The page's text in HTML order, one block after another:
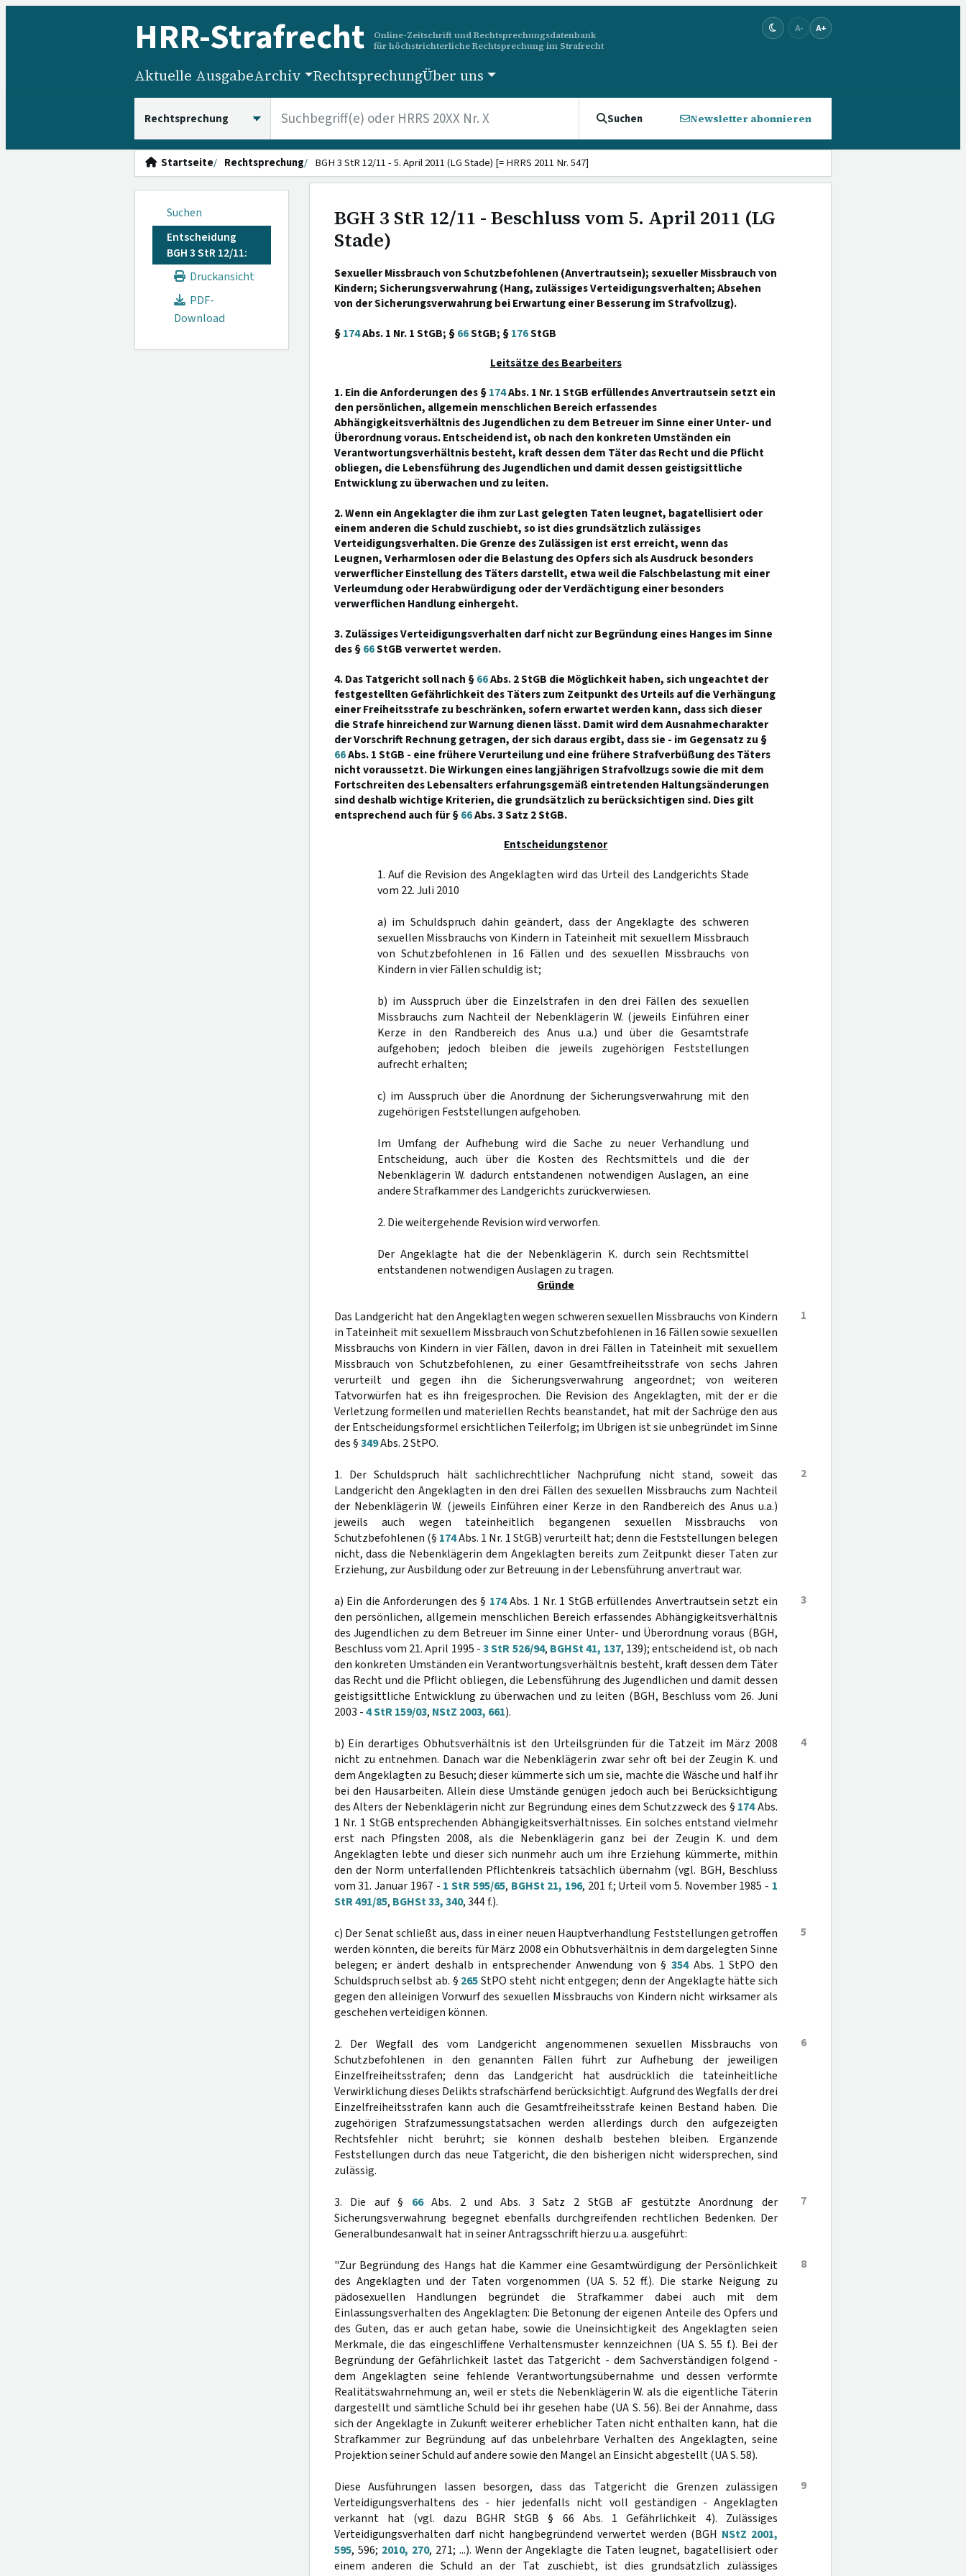
HRR-Strafrecht
Online-Zeitschrift und Rechtsprechungsdatenbank
für höchstrichterliche Rechtsprechung im Strafrecht
A- A+
Aktuelle AusgabeArchiv RechtsprechungÜber uns
Suchen Newsletter abonnieren
Startseite Rechtsprechung BGH 3 StR 12/11 - 5. April 2011 (LG Stade) [= HRRS 2011 Nr. 547]
Suchen
Entscheidung
BGH 3 StR 12/11:
Druckansicht
PDF-
Download
BGH 3 StR 12/11 - Beschluss vom 5. April 2011 (LG
Stade)
Sexueller Missbrauch von Schutzbefohlenen (Anvertrautsein); sexueller Missbrauch von
Kindern; Sicherungsverwahrung (Hang, zulässiges Verteidigungsverhalten; Absehen
von der Sicherungsverwahrung bei Erwartung einer Besserung im Strafvollzug).
§174Abs. 1 Nr. 1 StGB; §66StGB; §176StGB
Leitsätze des Bearbeiters
1. Ein die Anforderungen des §174Abs. 1 Nr. 1 StGB erfüllendes Anvertrautsein setzt ein
den persönlichen, allgemein menschlichen Bereich erfassendes
Abhängigkeitsverhältnis des Jugendlichen zu dem Betreuer im Sinne einer Unter- und
Überordnung voraus. Entscheidend ist, ob nach den konkreten Umständen ein
Verantwortungsverhältnis besteht, kraft dessen dem Täter das Recht und die Pflicht
obliegen, die Lebensführung des Jugendlichen und damit dessen geistigsittliche
Entwicklung zu überwachen und zu leiten.
2. Wenn ein Angeklagter die ihm zur Last gelegten Taten leugnet, bagatellisiert oder
einem anderen die Schuld zuschiebt, so ist dies grundsätzlich zulässiges
Verteidigungsverhalten. Die Grenze des Zulässigen ist erst erreicht, wenn das
Leugnen, Verharmlosen oder die Belastung des Opfers sich als Ausdruck besonders
verwerflicher Einstellung des Täters darstellt, etwa weil die Falschbelastung mit einer
Verleumdung oder Herabwürdigung oder der Verdächtigung einer besonders
verwerflichen Handlung einhergeht.
3. Zulässiges Verteidigungsverhalten darf nicht zur Begründung eines Hanges im Sinne
des §66StGB verwertet werden.
4. Das Tatgericht soll nach §66Abs. 2 StGB die Möglichkeit haben, sich ungeachtet der
festgestellten Gefährlichkeit des Täters zum Zeitpunkt des Urteils auf die Verhängung
einer Freiheitsstrafe zu beschränken, sofern erwartet werden kann, dass sich dieser
die Strafe hinreichend zur Warnung dienen lässt. Damit wird dem Ausnahmecharakter
der Vorschrift Rechnung getragen, der sich daraus ergibt, dass sie - im Gegensatz zu §
66Abs. 1 StGB - eine frühere Verurteilung und eine frühere Strafverbüßung des Täters
nicht voraussetzt. Die Wirkungen eines langjährigen Strafvollzugs sowie die mit dem
Fortschreiten des Lebensalters erfahrungsgemäß eintretenden Haltungsänderungen
sind deshalb wichtige Kriterien, die grundsätzlich zu berücksichtigen sind. Dies gilt
entsprechend auch für §66Abs. 3 Satz 2 StGB.
Entscheidungstenor
1. Auf die Revision des Angeklagten wird das Urteil des Landgerichts Stade
vom 22. Juli 2010
a) im Schuldspruch dahin geändert, dass der Angeklagte des schweren
sexuellen Missbrauchs von Kindern in Tateinheit mit sexuellem Missbrauch
von Schutzbefohlenen in 16 Fällen und des sexuellen Missbrauchs von
Kindern in vier Fällen schuldig ist;
b) im Ausspruch über die Einzelstrafen in den drei Fällen des sexuellen
Missbrauchs zum Nachteil der Nebenklägerin W. (jeweils Einführen einer
Kerze in den Randbereich des Anus u.a.) und über die Gesamtstrafe
aufgehoben; jedoch bleiben die jeweils zugehörigen Feststellungen
aufrecht erhalten;
c) im Ausspruch über die Anordnung der Sicherungsverwahrung mit den
zugehörigen Feststellungen aufgehoben.
Im Umfang der Aufhebung wird die Sache zu neuer Verhandlung und
Entscheidung, auch über die Kosten des Rechtsmittels und die der
Nebenklägerin W. dadurch entstandenen notwendigen Auslagen, an eine
andere Strafkammer des Landgerichts zurückverwiesen.
2. Die weitergehende Revision wird verworfen.
Der Angeklagte hat die der Nebenklägerin K. durch sein Rechtsmittel
entstandenen notwendigen Auslagen zu tragen.
Gründe
1
Das Landgericht hat den Angeklagten wegen schweren sexuellen Missbrauchs von Kindern
in Tateinheit mit sexuellem Missbrauch von Schutzbefohlenen in 16 Fällen sowie sexuellen
Missbrauchs von Kindern in vier Fällen, davon in drei Fällen in Tateinheit mit sexuellem
Missbrauch von Schutzbefohlenen, zu einer Gesamtfreiheitsstrafe von sechs Jahren
verurteilt und gegen ihn die Sicherungsverwahrung angeordnet; von weiteren
Tatvorwürfen hat es ihn freigesprochen. Die Revision des Angeklagten, mit der er die
Verletzung formellen und materiellen Rechts beanstandet, hat mit der Sachrüge den aus
der Entscheidungsformel ersichtlichen Teilerfolg; im Übrigen ist sie unbegründet im Sinne
des §349Abs. 2 StPO.
2
1. Der Schuldspruch hält sachlichrechtlicher Nachprüfung nicht stand, soweit das
Landgericht den Angeklagten in den drei Fällen des sexuellen Missbrauchs zum Nachteil
der Nebenklägerin W. (jeweils Einführen einer Kerze in den Randbereich des Anus u.a.)
jeweils auch wegen tateinheitlich begangenen sexuellen Missbrauchs von
Schutzbefohlenen (§ 174Abs. 1 Nr. 1 StGB) verurteilt hat; denn die Feststellungen belegen
nicht, dass die Nebenklägerin dem Angeklagten bereits zum Zeitpunkt dieser Taten zur
Erziehung, zur Ausbildung oder zur Betreuung in der Lebensführung anvertraut war.
3
a) Ein die Anforderungen des § 174Abs. 1 Nr. 1 StGB erfüllendes Anvertrautsein setzt ein
den persönlichen, allgemein menschlichen Bereich erfassendes Abhängigkeitsverhältnis
des Jugendlichen zu dem Betreuer im Sinne einer Unter- und Überordnung voraus (BGH,
Beschluss vom 21. April 1995 -3 StR 526/94, BGHSt 41, 137, 139); entscheidend ist, ob nach
den konkreten Umständen ein Verantwortungsverhältnis besteht, kraft dessen dem Täter
das Recht und die Pflicht obliegen, die Lebensführung des Jugendlichen und damit dessen
geistigsittliche Entwicklung zu überwachen und zu leiten (BGH, Beschluss vom 26. Juni
2003 -4 StR 159/03, NStZ 2003, 661).
4
b) Ein derartiges Obhutsverhältnis ist den Urteilsgründen für die Tatzeit im März 2008
nicht zu entnehmen. Danach war die Nebenklägerin zwar sehr oft bei der Zeugin K. und
dem Angeklagten zu Besuch; dieser kümmerte sich um sie, machte die Wäsche und half ihr
bei den Hausarbeiten. Allein diese Umstände genügen jedoch auch bei Berücksichtigung
des Alters der Nebenklägerin nicht zur Begründung eines dem Schutzzweck des § 174Abs.
1 Nr. 1 StGB entsprechenden Abhängigkeitsverhältnisses. Ein solches entstand vielmehr
erst nach Pfingsten 2008, als die Nebenklägerin ganz bei der Zeugin K. und dem
Angeklagten lebte und dieser sich nunmehr auch um ihre Erziehung kümmerte, mithin
den der Norm unterfallenden Pflichtenkreis tatsächlich übernahm (vgl. BGH, Beschluss
vom 31. Januar 1967 - 1 StR 595/65, BGHSt 21, 196, 201 f.; Urteil vom 5. November 1985 - 1
StR 491/85, BGHSt 33, 340, 344 f.).
5
c) Der Senat schließt aus, dass in einer neuen Hauptverhandlung Feststellungen getroffen
werden könnten, die bereits für März 2008 ein Obhutsverhältnis in dem dargelegten Sinne
belegen; er ändert deshalb in entsprechender Anwendung von §354Abs. 1 StPO den
Schuldspruch selbst ab. § 265StPO steht nicht entgegen; denn der Angeklagte hätte sich
gegen den alleinigen Vorwurf des sexuellen Missbrauchs von Kindern nicht wirksamer als
geschehen verteidigen können.
6
2. Der Wegfall des vom Landgericht angenommenen sexuellen Missbrauchs von
Schutzbefohlenen in den genannten Fällen führt zur Aufhebung der jeweiligen
Einzelfreiheitsstrafen; denn das Landgericht hat ausdrücklich die tateinheitliche
Verwirklichung dieses Delikts strafschärfend berücksichtigt. Aufgrund des Wegfalls der drei
Einzelfreiheitsstrafen kann auch die Gesamtfreiheitsstrafe keinen Bestand haben. Die
zugehörigen Strafzumessungstatsachen werden allerdings durch den aufgezeigten
Rechtsfehler nicht berührt; sie können deshalb bestehen bleiben. Ergänzende
Feststellungen durch das neue Tatgericht, die den bisherigen nicht widersprechen, sind
zulässig.
7
3. Die auf § 66Abs. 2 und Abs. 3 Satz 2 StGB aF gestützte Anordnung der
Sicherungsverwahrung begegnet ebenfalls durchgreifenden rechtlichen Bedenken. Der
Generalbundesanwalt hat in seiner Antragsschrift hierzu u.a. ausgeführt:
8
"Zur Begründung des Hangs hat die Kammer eine Gesamtwürdigung der Persönlichkeit
des Angeklagten und der Taten vorgenommen (UA S. 52 ff.). Die starke Neigung zu
pädosexuellen Handlungen begründet die Strafkammer dabei auch mit dem
Einlassungsverhalten des Angeklagten: Die Betonung der eigenen Anteile des Opfers und
des Guten, das er auch getan habe, sowie die Uneinsichtigkeit des Angeklagten seien
Merkmale, die das eingeschliffene Verhaltensmuster kennzeichnen (UA S. 55 f.). Bei der
Begründung der Gefährlichkeit lastet das Tatgericht - dem Sachverständigen folgend -
dem Angeklagten seine fehlende Verantwortungsübernahme und dessen verformte
Realitätswahrnehmung an, weil er stets die Nebenklägerin W. als die eigentliche Täterin
dargestellt und sämtliche Schuld bei ihr gesehen habe (UA S. 56). Bei der Annahme, dass
sich der Angeklagte in Zukunft weiterer erheblicher Taten nicht enthalten kann, hat die
Strafkammer zur Begründung auf das unbelehrbare Verhalten des Angeklagten, seine
Projektion seiner Schuld auf andere sowie den Mangel an Einsicht abgestellt (UA S. 58).
9
Diese Ausführungen lassen besorgen, dass das Tatgericht die Grenzen zulässigen
Verteidigungsverhaltens des - hier jedenfalls nicht voll geständigen - Angeklagten
verkannt hat (vgl. dazu BGHR StGB § 66 Abs. 1 Gefährlichkeit 4). Zulässiges
Verteidigungsverhalten darf nicht hangbegründend verwertet werden (BGH NStZ 2001,
595, 596; 2010, 270, 271; ...). Wenn der Angeklagte die Taten leugnet, bagatellisiert oder
einem anderen die Schuld an der Tat zuschiebt, ist dies grundsätzlich zulässiges